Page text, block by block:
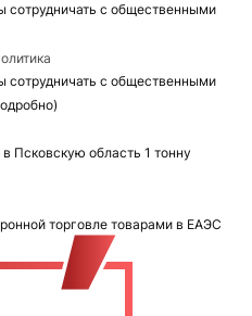
сотрудничать с общественными
сотрудничать с общественными
Псковскую область 1 тонну
торговле товарами в ЕАЭС